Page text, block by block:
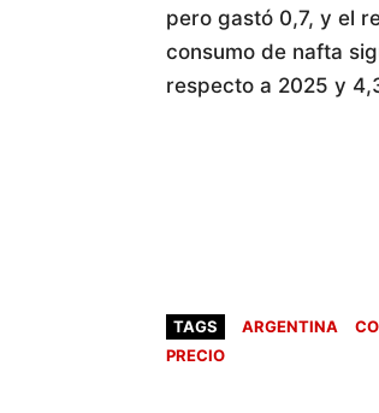
pero gastó 0,7, y el
consumo de nafta
respecto a 2025 y
TAGS ARGENTINA
PRECIO